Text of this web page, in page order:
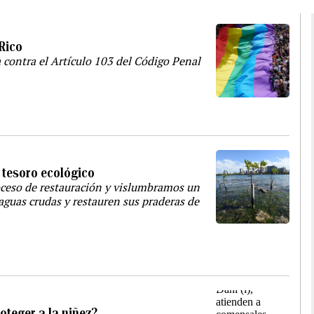
el Artículo 103 del Código Penal
tesoro ecológico
de restauración y vislumbramos un
crudas y restauren sus praderas de